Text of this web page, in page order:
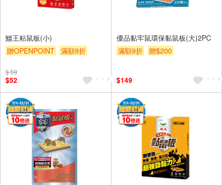
鱷王粘鼠板(小)
贈OPENPOINT
滿額9折
$ 59
$52
優品黏牢鼠環保黏鼠板(大)2PC
滿額9折
贈$200
$149